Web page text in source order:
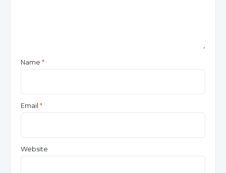
Name *
Email *
Website